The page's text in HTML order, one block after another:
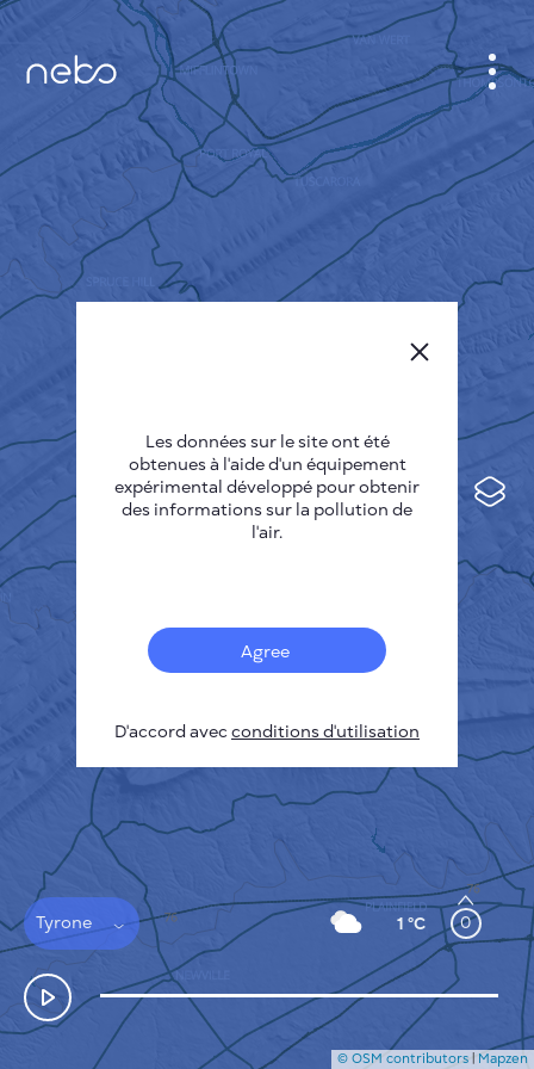
Carte de la pollution
Tyrone 1 °C 0
CABINET
CARTES DES VILLES
A PROPOS DE NOUS
Deutsch
Español
Français
COMMENT ÇA MARCHE
POLITIQUE DE CONFIDENTIALITÉ
CONDITIONS GÉNÉRALES D'UTILISATION
GUIDE D'INSTALLATION
API
NOUS CONTACTER
© OSM contributors | Mapzen
Les données sur le site ont été
obtenues à l'aide d'un équipement
expérimental développé pour obtenir
des informations sur la pollution de
l'air.
Agree
D'accord avecconditions d'utilisation